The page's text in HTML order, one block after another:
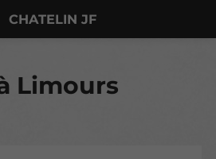
CHATELIN JF
Limours